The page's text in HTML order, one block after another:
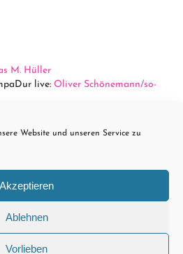
Website und unseren Service zu
Akzeptieren
Ablehnen
Vorlieben
M. Hüller
live: Oliver Schönemann/so-
powered by...